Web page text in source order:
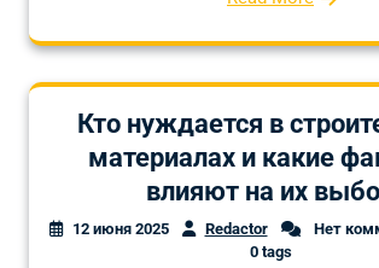
Кто нуждается в
материалах и какие
влияют на их
12 июня 2025 Redactor
Нет
0 tags